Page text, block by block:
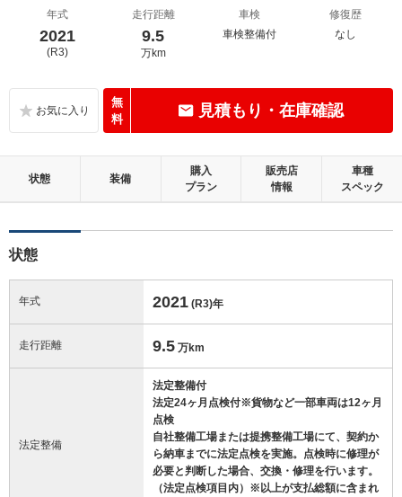
年式
2021
(R3)
走行距離
9.5
万km
車検
車検整備付
修復歴
なし
無
料
見積もり・在庫確認
状態 装備
購入
プラン
販売店
情報
車種
スペック
状態
年式 2021 (R3)年
走行距離 9.5 万km
法定整備
法定整備付
法定24ヶ月点検付※貨物など一部車両は12ヶ月
点検
自社整備工場または提携整備工場にて、契約か
ら納車までに法定点検を実施。点検時に修理が
必要と判断した場合、交換・修理を行います。
（法定点検項目内）※以上が支払総額に含まれ